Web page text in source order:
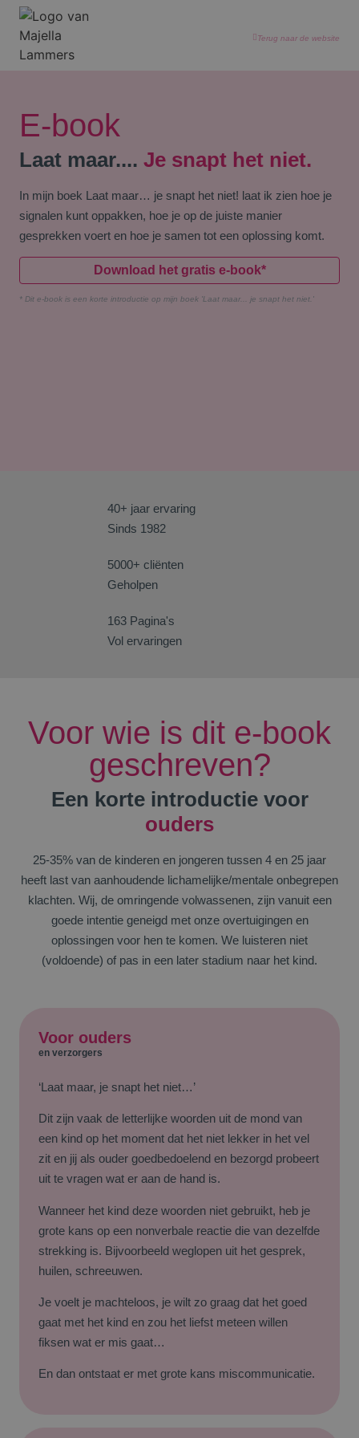
Terug naar de website
E-book
Laat maar.... Je snapt het niet.
In mijn boek Laat maar… je snapt het niet! laat ik zien hoe je
signalen kunt oppakken, hoe je op de juiste manier
gesprekken voert en hoe je samen tot een oplossing komt.
Download het gratis e-book*
* Dit e-book is een korte introductie op mijn boek 'Laat maar... je snapt het niet.'
40+ jaar ervaring
Sinds 1982
5000+ cliënten
Geholpen
163 Pagina's
Vol ervaringen
Voor wie is dit e-book
geschreven?
Een korte introductie voor
ouders
25-35% van de kinderen en jongeren tussen 4 en 25 jaar
heeft last van aanhoudende lichamelijke/mentale onbegrepen
klachten. Wij, de omringende volwassenen, zijn vanuit een
goede intentie geneigd met onze overtuigingen en
oplossingen voor hen te komen. We luisteren niet
(voldoende) of pas in een later stadium naar het kind.
Voor ouders
en verzorgers
‘Laat maar, je snapt het niet…’
Dit zijn vaak de letterlijke woorden uit de mond van
een kind op het moment dat het niet lekker in het vel
zit en jij als ouder goedbedoelend en bezorgd probeert
uit te vragen wat er aan de hand is.
Wanneer het kind deze woorden niet gebruikt, heb je
grote kans op een nonverbale reactie die van dezelfde
strekking is. Bijvoorbeeld weglopen uit het gesprek,
huilen, schreeuwen.
Je voelt je machteloos, je wilt zo graag dat het goed
gaat met het kind en zou het liefst meteen willen
fiksen wat er mis gaat…
En dan ontstaat er met grote kans miscommunicatie.